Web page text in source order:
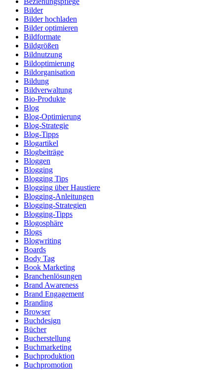
Bilder
Bilder hochladen
Bilder optimieren
Bildformate
Bildgrößen
Bildnutzung
Bildoptimierung
Bildorganisation
Bildung
Bildverwaltung
Bio-Produkte
Blog
Blog-Optimierung
Blog-Strategie
Blog-Tipps
Blogartikel
Blogbeiträge
Bloggen
Blogging
Blogging Tips
Blogging über Haustiere
Blogging-Anleitungen
Blogging-Strategien
Blogging-Tipps
Blogosphäre
Blogs
Blogwriting
Boards
Body Tag
Book Marketing
Branchenlösungen
Brand Awareness
Brand Engagement
Branding
Browser
Buchdesign
Bücher
Bucherstellung
Buchmarketing
Buchproduktion
Buchpromotion